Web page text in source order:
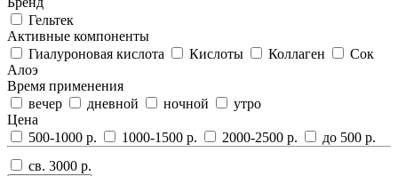
Гельтек
Активные компоненты
Гиалуроновая кислота
Кислоты Коллаген
Сок
Алоэ
Время применения
вечер
дневной ночной
утро
Цена
500-1000 р.
1000-1500 р. 2000-2500 р.
до 500 р.
св. 3000 р.